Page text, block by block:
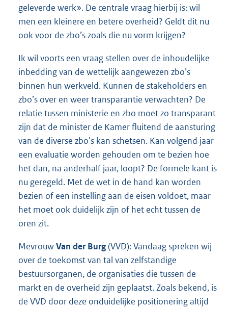
geleverde werk». De centrale vraag hierbij is: wil
men een kleinere en betere overheid? Geldt dit nu
ook voor de zbo’s zoals die nu vorm krijgen?
Ik wil voorts een vraag stellen over de inhoudelijke
inbedding van de wettelijk aangewezen zbo’s
binnen hun werkveld. Kunnen de stakeholders en
zbo’s over en weer transparantie verwachten? De
relatie tussen ministerie en zbo moet zo transparant
zijn dat de minister de Kamer fluitend de aansturing
van de diverse zbo’s kan schetsen. Kan volgend jaar
een evaluatie worden gehouden om te bezien hoe
het dan, na anderhalf jaar, loopt? De formele kant is
nu geregeld. Met de wet in de hand kan worden
bezien of een instelling aan de eisen voldoet, maar
het moet ook duidelijk zijn of het echt tussen de
oren zit.
MevrouwVan der Burg(VVD): Vandaag spreken wij
over de toekomst van tal van zelfstandige
bestuursorganen, de organisaties die tussen de
markt en de overheid zijn geplaatst. Zoals bekend, is
de VVD door deze onduidelijke positionering altijd